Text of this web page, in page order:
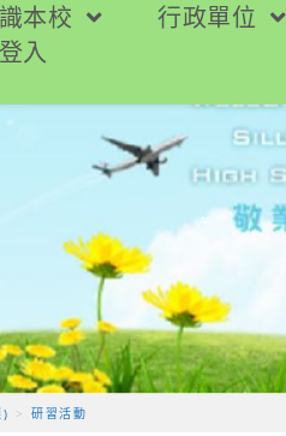
本校 行政單位
登入
) > 研習活動